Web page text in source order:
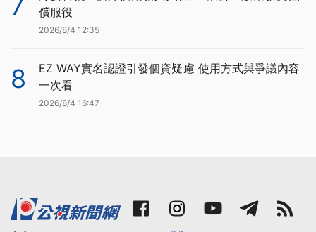
償服役
2026/8/4 12:35
8
EZ WAY實名認證引發個資疑慮 使用方式與爭議內容
一次看
2026/8/4 16:47